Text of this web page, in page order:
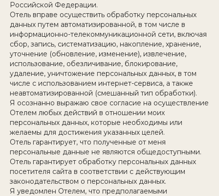
Российской Федерации.
Отель вправе осуществить обработку персональных
данных путем автоматизированной, в том числе в
информационно-телекоммуникационной сети, включая
сбор, запись, систематизацию, накопление, хранение,
уточнение (обновление, изменение), извлечение,
использование, обезличивание, блокирование,
удаление, уничтожение персональных данных, в том
числе с использованием интернет-сервиса, а также
неавтоматизированной (смешанный тип обработки).
Я осознанно выражаю свое согласие на осуществление
Отелем любых действий в отношении моих
персональных данных, которые необходимы или
желаемы для достижения указанных целей.
Отель гарантирует, что полученные от меня
персональные данные не являются общедоступными.
Отель гарантирует обработку персональных данных
посетителя сайта в соответствии с действующим
законодательством о персональных данных.
Я уведомлен Отелем, что предполагаемыми